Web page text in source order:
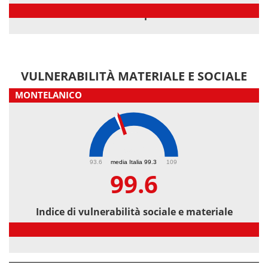
VULNERABILITÀ MATERIALE E SOCIALE
MONTELANICO
media Italia 99.3
93.6 109
99.6
Indice di vulnerabilità sociale e materiale